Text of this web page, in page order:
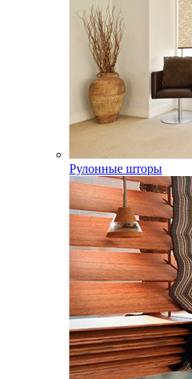
Рулонные шторы